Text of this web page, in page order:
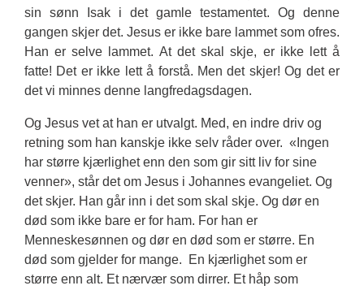
sin sønn Isak i det gamle testamentet. Og denne
gangen skjer det. Jesus er ikke bare lammet som ofres.
Han er selve lammet. At det skal skje, er ikke lett å
fatte! Det er ikke lett å forstå. Men det skjer! Og det er
det vi minnes denne langfredagsdagen.
Og Jesus vet at han er utvalgt. Med, en indre driv og
retning som han kanskje ikke selv råder over. «Ingen
har større kjærlighet enn den som gir sitt liv for sine
venner», står det om Jesus i Johannes evangeliet. Og
det skjer. Han går inn i det som skal skje. Og dør en
død som ikke bare er for ham. For han er
Menneskesønnen og dør en død som er større. En
død som gjelder for mange.
En kjærlighet som er
større enn alt. Et nærvær som dirrer. Et håp som